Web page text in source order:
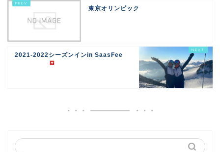
東京オリンピック
2021-2022シーズンインin SaasFee